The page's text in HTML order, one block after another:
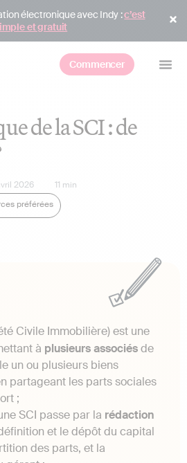
électronique avec Indy :c’est
et gratuit
Commencer
de la SCI : de
2026 11 min
préférées
Civile Immobilière) est une
à plusieursassociésde
un ou plusieurs biens
partageant les parts sociales
;
SCI passe par la rédaction
et le dépôt du capital
des parts, et la